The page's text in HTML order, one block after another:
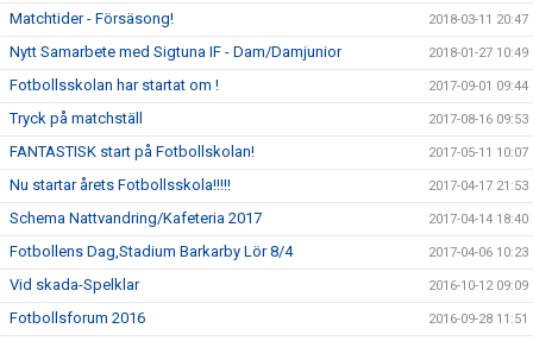
Matchtider - Försäsong! 2018-03-11 20:47
Nytt Samarbete med Sigtuna IF - Dam/Damjunior 2018-01-27 10:49
Fotbollsskolan har startat om ! 2017-09-01 09:44
Tryck på matchställ 2017-08-16 09:53
FANTASTISK start på Fotbollskolan! 2017-05-11 10:07
Nu startar årets Fotbollsskola!!!!! 2017-04-17 21:53
Schema Nattvandring/Kafeteria 2017 2017-04-14 18:40
Fotbollens Dag,Stadium Barkarby Lör 8/4 2017-04-06 10:23
Vid skada-Spelklar 2016-10-12 09:09
Fotbollsforum 2016 2016-09-28 11:51